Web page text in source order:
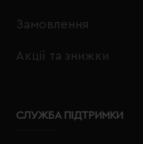
Замовлення
Акції та знижки
СЛУЖБА ПІДТРИМКИ